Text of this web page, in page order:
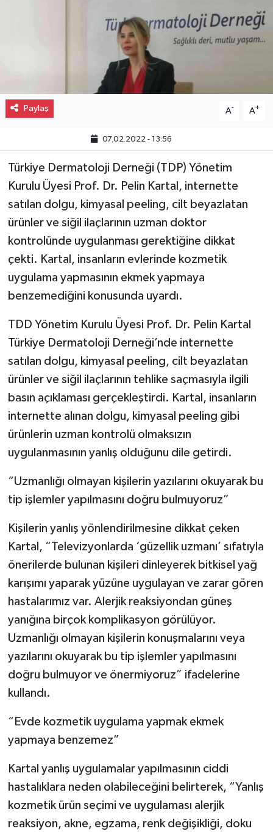
Paylaş A- A+
07.02.2022 - 13:56
Türkiye Dermatoloji Derneği (TDP) Yönetim
Kurulu Üyesi Prof. Dr. Pelin Kartal, internette
satılan dolgu, kimyasal peeling, cilt beyazlatan
ürünler ve siğil ilaçlarının uzman doktor
kontrolünde uygulanması gerektiğine dikkat
çekti. Kartal, insanların evlerinde kozmetik
uygulama yapmasının ekmek yapmaya
benzemediğini konusunda uyardı.
TDD Yönetim Kurulu Üyesi Prof. Dr. Pelin Kartal
Türkiye Dermatoloji Derneği’nde internette
satılan dolgu, kimyasal peeling, cilt beyazlatan
ürünler ve siğil ilaçlarının tehlike saçmasıyla ilgili
basın açıklaması gerçekleştirdi. Kartal, insanların
internette alınan dolgu, kimyasal peeling gibi
ürünlerin uzman kontrolü olmaksızın
uygulanmasının yanlış olduğunu dile getirdi.
“Uzmanlığı olmayan kişilerin yazılarını okuyarak bu
tip işlemler yapılmasını doğru bulmuyoruz”
Kişilerin yanlış yönlendirilmesine dikkat çeken
Kartal, “Televizyonlarda ‘güzellik uzmanı’ sıfatıyla
önerilerde bulunan kişileri dinleyerek bitkisel yağ
karışımı yaparak yüzüne uygulayan ve zarar gören
hastalarımız var. Alerjik reaksiyondan güneş
yanığına birçok komplikasyon görülüyor.
Uzmanlığı olmayan kişilerin konuşmalarını veya
yazılarını okuyarak bu tip işlemler yapılmasını
doğru bulmuyor ve önermiyoruz” ifadelerine
kullandı.
“Evde kozmetik uygulama yapmak ekmek
yapmaya benzemez”
Kartal yanlış uygulamalar yapılmasının ciddi
hastalıklara neden olabileceğini belirterek, “Yanlış
kozmetik ürün seçimi ve uygulaması alerjik
reaksiyon, akne, egzama, renk değişikliği, doku